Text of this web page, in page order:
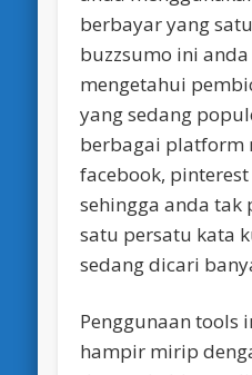
berbayar yang
buzzsumo ini
mengetahui
yang sedang
berbagai platform
facebook,
sehingga anda tak
satu persatu kata
sedang dicari
Penggunaan tools
hampir mirip